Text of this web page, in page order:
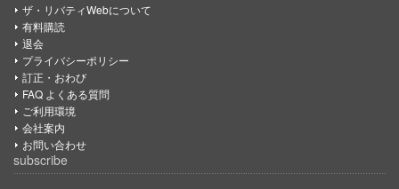
ザ・リバティWebについて
有料購読
退会
プライバシーポリシー
訂正・おわび
FAQ よくある質問
ご利用環境
会社案内
お問い合わせ
subscribe